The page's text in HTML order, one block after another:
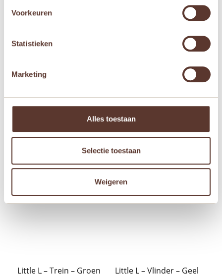
Voorkeuren
Statistieken
Marketing
Alles toestaan
Selectie toestaan
Weigeren
Kaloo Lapinoo –
€ 8,95.€ 4,95.
Sophie de giraf zachte
witte geschenkdoos

Little L – Trein – Groen Little L – Vlinder – Geel